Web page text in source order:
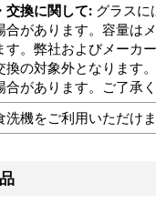
交換に関して:グラスに
合があります。容量は
す。弊社およびメーカ
換の対象外となります
合があります。ご了承く
洗機をご利用いただけま